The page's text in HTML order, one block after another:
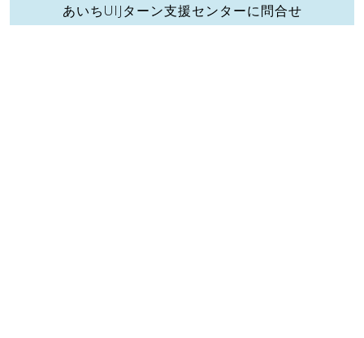
あいちUIJターン支援センターに問合せ